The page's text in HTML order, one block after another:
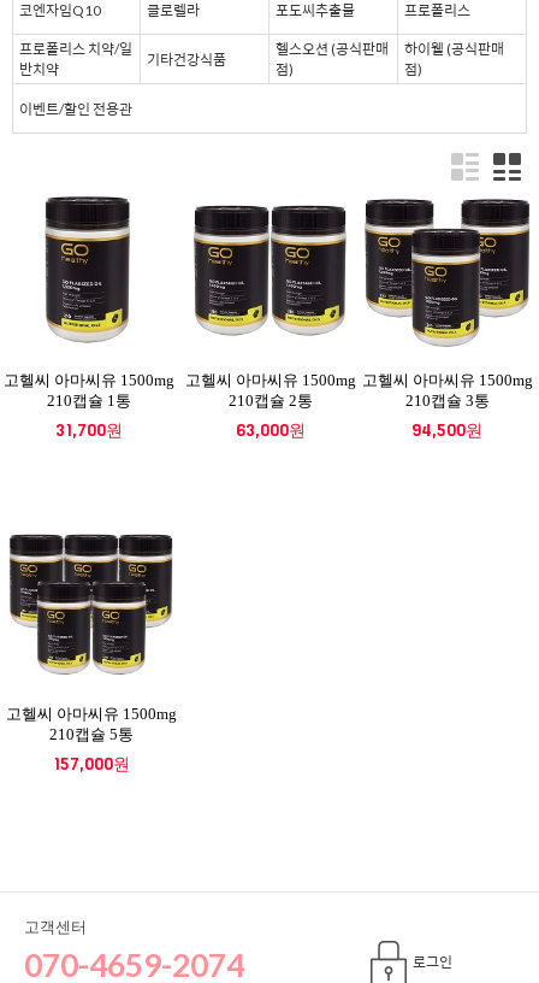
코엔자임Q10 클로렐라 포도씨추출물 프로폴리스
프로폴리스 치약/일
반치약
기타건강식품
헬스오션 (공식판매
점)
하이웰 (공식판매
점)
이벤트/할인 전용관
고헬씨 아마씨유 1500mg
210캡슐 1통
31,700원
고헬씨 아마씨유 1500mg
210캡슐 2통
63,000원
고헬씨 아마씨유 1500mg
210캡슐 3통
94,500원
고헬씨 아마씨유 1500mg
210캡슐 5통
157,000원
고객센터
070-4659-2074 로그인